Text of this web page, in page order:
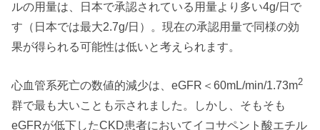
ルの用量は、日本で承認されている用量より多い4g/日で
す（日本では最大2.7g/日）。現在の承認用量で同様の効
果が得られる可能性は低いと考えられます。
心血管系死亡の数値的減少は、eGFR＜60mL/min/1.73m2
群で最も大いことも示されました。しかし、そもそも
eGFRが低下したCKD患者においてイコサペント酸エチル